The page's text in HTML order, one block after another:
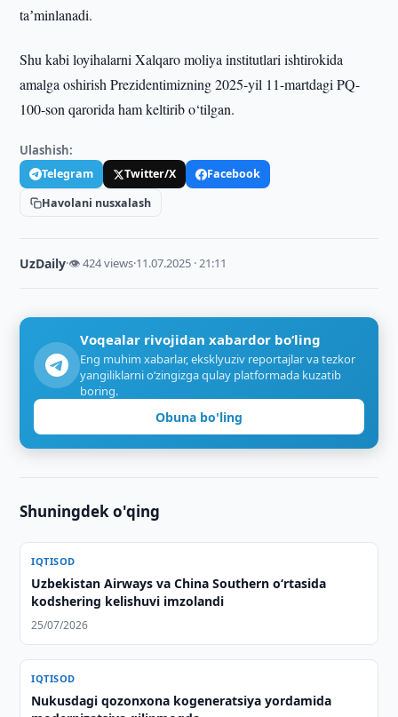
taʼminlanadi.
Shu kabi loyihalarni Xalqaro moliya institutlari ishtirokida
amalga oshirish Prezidentimizning 2025-yil 11-martdagi PQ-
100-son qarorida ham keltirib o‘tilgan.
Ulashish:
Telegram Twitter/X
Facebook
Havolani nusxalash
UzDaily·👁 424 views·11.07.2025 · 21:11
Voqealar rivojidan xabardor bo‘ling
Eng muhim xabarlar, eksklyuziv reportajlar va tezkor
yangiliklarni o‘zingizga qulay platformada kuzatib
boring.
Obuna bo'ling
Shuningdek o'qing
IQTISOD
Uzbekistan Airways va China Southern o‘rtasida
kodshering kelishuvi imzolandi
25/07/2026
IQTISOD
Nukusdagi qozonxona kogeneratsiya yordamida